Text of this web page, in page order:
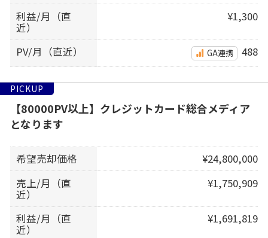
利益/月（直
近）
¥1,300
PV/月（直近） GA連携 488
PICKUP
【80000PV以上】クレジットカード総合メディア
となります
希望売却価格
¥24,800,000
売上/月（直
近）
¥1,750,909
利益/月（直
近）
¥1,691,819